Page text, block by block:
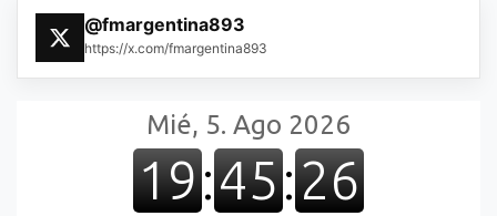
@fmargentina893
https://x.com/fmargentina893